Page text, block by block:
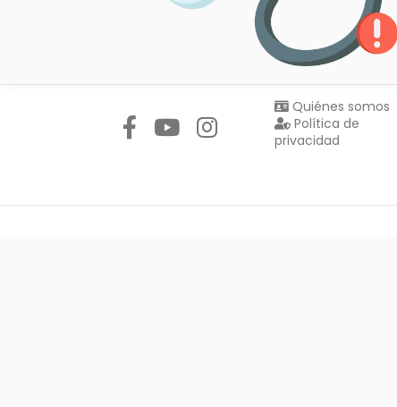
Quiénes somos
Política de
privacidad